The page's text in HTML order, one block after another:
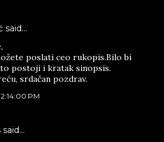
said…
poslati ceo rukopis.Bilo bi
postoji i kratak sinopsis.
srdačan pozdrav.
PM